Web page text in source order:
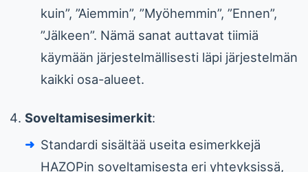
kuin”, ”Aiemmin”, ”Myöhemmin”, ”Ennen”,
”Jälkeen”. Nämä sanat auttavat tiimiä
käymään järjestelmällisesti läpi järjestelmän
kaikki osa-alueet.
Soveltamisesimerkit:
Standardi sisältää useita esimerkkejä
HAZOPin soveltamisesta eri yhteyksissä,